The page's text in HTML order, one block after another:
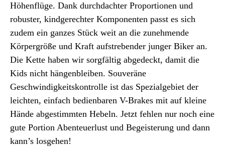
Höhenflüge. Dank durchdachter Proportionen und
robuster, kindgerechter Komponenten passt es sich
zudem ein ganzes Stück weit an die zunehmende
Körpergröße und Kraft aufstrebender junger Biker an.
Die Kette haben wir sorgfältig abgedeckt, damit die
Kids nicht hängenbleiben. Souveräne
Geschwindigkeitskontrolle ist das Spezialgebiet der
leichten, einfach bedienbaren V-Brakes mit auf kleine
Hände abgestimmten Hebeln. Jetzt fehlen nur noch eine
gute Portion Abenteuerlust und Begeisterung und dann
kann’s losgehen!